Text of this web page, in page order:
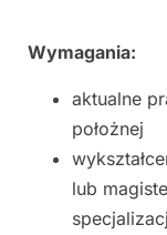
Wymagania:
aktualne
położnej
lub